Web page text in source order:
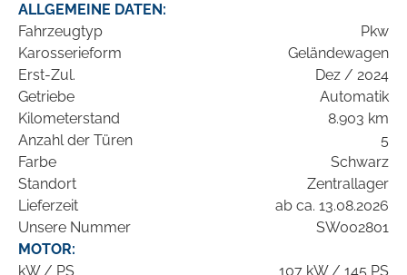
ALLGEMEINE DATEN:
Fahrzeugtyp
Pkw
Karosserieform
Geländewagen
Erst-Zul.
Dez / 2024
Getriebe
Automatik
Kilometerstand
8.903 km
Anzahl der Türen
5
Farbe
Schwarz
Standort
Zentrallager
Lieferzeit
ab ca. 13.08.2026
Unsere Nummer
SW002801
MOTOR:
kW / PS
107 kW / 145 PS